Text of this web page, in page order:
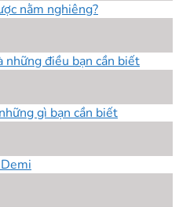
nằm nghiêng?
điều bạn cần biết
gì bạn cần biết